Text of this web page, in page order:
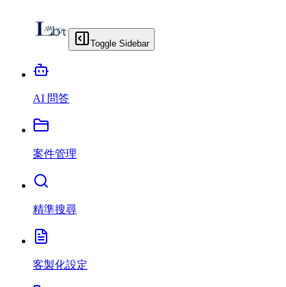
Toggle Sidebar
AI 問答
案件管理
精準搜尋
客製化設定